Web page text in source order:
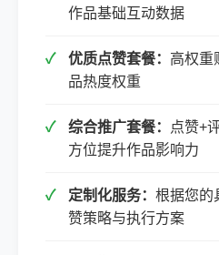
作品基础互动数据
优质点赞套餐： 高权重
品热度权重
综合推广套餐：
点赞+
方位提升作品影响力
定制化服务： 根据您的
赞策略与执行方案